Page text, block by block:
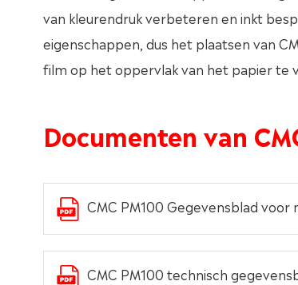
van kleurendruk verbeteren en inkt
eigenschappen, dus het plaatsen van
film op het oppervlak van het papier
Documenten van
CMC PM100 Gegevensblad voor
CMC PM100 technisch